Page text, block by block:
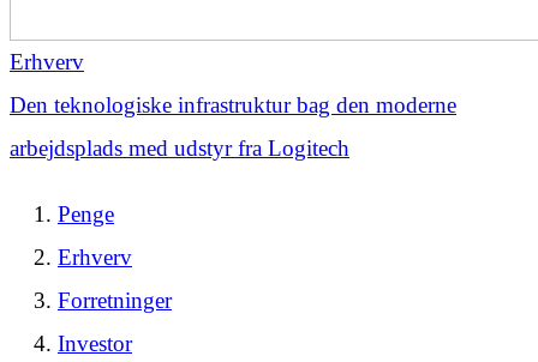
Erhverv
Den teknologiske infrastruktur bag den moderne
arbejdsplads med udstyr fra Logitech
Penge
Erhverv
Forretninger
Investor